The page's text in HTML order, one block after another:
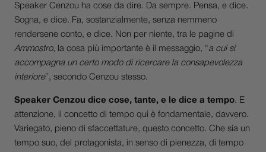
Speaker Cenzou ha cose da dire. Da sempre. Pensa, e dice.
Sogna, e dice. Fa, sostanzialmente, senza nemmeno
rendersene conto, e dice. Non per niente, tra le pagine di
Ammostro, la cosa più importante è il messaggio, “a cui si
accompagna un certo modo di ricercare la consapevolezza
interiore”, secondo Cenzou stesso.
Speaker Cenzou dice cose, tante, e le dice a tempo. E
attenzione, il concetto di tempo qui è fondamentale, davvero.
Variegato, pieno di sfaccettature, questo concetto. Che sia un
tempo suo, del protagonista, in senso di pienezza, di tempo